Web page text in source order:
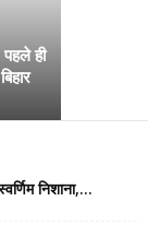
ही
निशाना,...